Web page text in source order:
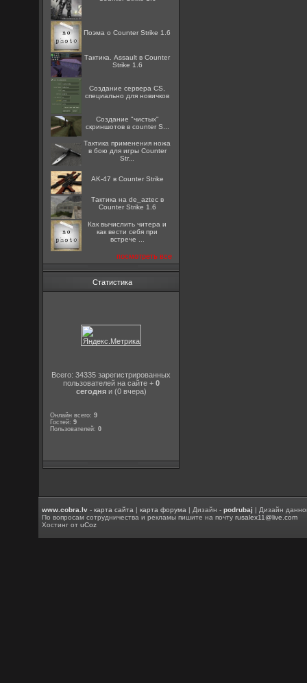
Поэма о Counter Strike 1.6
Тактика. Assault в Counter
Strike 1.6
Создание сервера CS,
специально для новичков
Создание "чистых"
скриншотов в counter S...
Тактика применения ножа
в бою для игры Counter
Str...
AK-47 в Counter Strike
Тактика на de_aztec в
Counter Strike 1.6
Как вычислить читера и
как вести себя при
встрече ...
посмотреть все
Статистика
Всего: 34335 зарегистрированных
пользователей на сайте + 0
сегодняи (0 вчера)
Онлайн всего:9
Гостей:9
Пользователей:0
www.cobra.lv -карта сайта |карта форума | Дизайн -podrubaj | Дизайн
По вопросам сотрудничества и рекламы пишите на почтуrusalex11@live.com
Хостинг отuCoz